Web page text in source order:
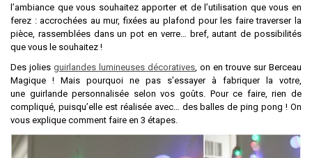
l’ambiance que vous souhaitez apporter et de l’utilisation que vous en
ferez : accrochées au mur, fixées au plafond pour les faire traverser la
pièce, rassemblées dans un pot en verre… bref, autant de possibilités
que vous le souhaitez !
Des jolies guirlandes lumineuses décoratives, on en trouve sur Berceau
Magique ! Mais pourquoi ne pas s’essayer à fabriquer la votre,
une guirlande personnalisée selon vos goûts. Pour ce faire, rien de
compliqué, puisqu’elle est réalisée avec… des balles de ping pong ! On
vous explique comment faire en 3 étapes.